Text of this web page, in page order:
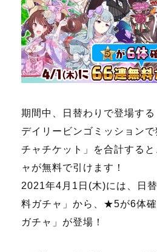
期間中、日替わりで登場する
デイリービンゴミッション
チャチケット」を合計する
ャが無料で引けます！
2021年4月1日(木)には、日
料ガチャ」から、★5が6体
ガチャ」が登場！